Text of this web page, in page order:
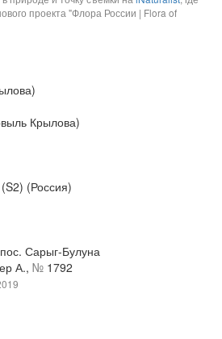
проекта "Флора России | Flora of
Крылова)
(Россия)
Сарыг-Булуна
А., № 1792